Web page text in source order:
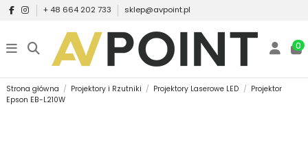
+ 48 664 202 733 sklep@avpoint.pl
0
Strona główna Projektory i Rzutniki Projektory Laserowe LED
Projektor
Epson EB-L210W